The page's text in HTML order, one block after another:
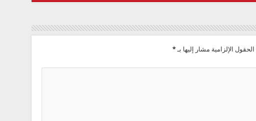
الحقول الإلزامية مشار إليها بـ*